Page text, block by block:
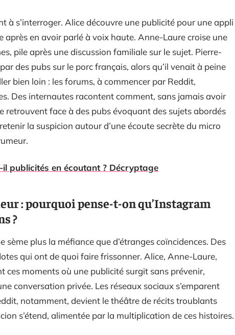
à s’interroger. Alice découvre une publicité pour une appli
après en avoir parlé à voix haute. Anne-Laure croise une
pile après une discussion familiale sur le sujet. Pierre-
des pubs sur le porc français, alors qu’il venait à peine
bien loin : les forums, à commencer par Reddit,
Des internautes racontent comment, sans jamais avoir
retrouvent face à des pubs évoquant des sujets abordés
la suspicion autour d’une écoute secrète du micro
il publicités en écoutant ? Décryptage
: pourquoi pense-t-on qu’Instagram
?
sème plus la méfiance que d’étranges coïncidences. Des
qui ont de quoi faire frissonner. Alice, Anne-Laure,
ces moments où une publicité surgit sans prévenir,
conversation privée. Les réseaux sociaux s’emparent
notamment, devient le théâtre de récits troublants
s’étend, alimentée par la multiplication de ces histoires.